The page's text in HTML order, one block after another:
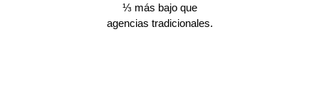
⅓ más bajo que
agencias tradicionales.